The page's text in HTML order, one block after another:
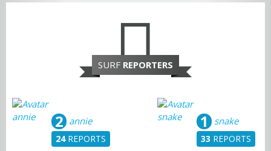
SURF REPORTERS
snake
1
33 REPORTS
annie
2
24REPORTS